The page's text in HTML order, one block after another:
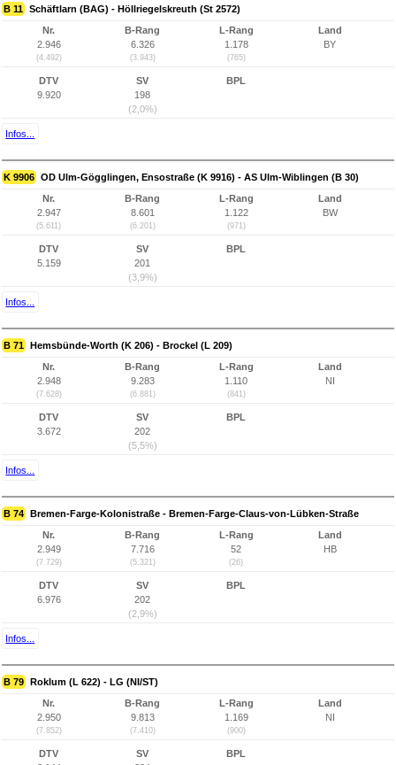
B 11 Schäftlarn (BAG) - Höllriegelskreuth (St 2572)
Nr.
2.946
(4.492)
B-Rang
6.326
(3.943)
L-Rang
1.178
(765)
Land
BY
DTV
9.920
SV
198
(2,0%)
BPL
Infos...
K 9906 OD Ulm-Gögglingen, Ensostraße (K 9916) - AS Ulm-Wiblingen (B 30)
Nr.
2.947
(5.611)
B-Rang
8.601
(6.201)
L-Rang
1.122
(971)
Land
BW
DTV
5.159
SV
201
(3,9%)
BPL
Infos...
B 71 Hemsbünde-Worth (K 206) - Brockel (L 209)
Nr.
2.948
(7.628)
B-Rang
9.283
(6.881)
L-Rang
1.110
(841)
Land
NI
DTV
3.672
SV
202
(5,5%)
BPL
Infos...
B 74 Bremen-Farge-Kolonistraße - Bremen-Farge-Claus-von-Lübken-Straße
Nr.
2.949
(7.729)
B-Rang
7.716
(5.321)
L-Rang
52
(26)
Land
HB
DTV
6.976
SV
202
(2,9%)
BPL
Infos...
B 79 Roklum (L 622) - LG (NI/ST)
Nr.
2.950
(7.852)
B-Rang
9.813
(7.410)
L-Rang
1.169
(900)
Land
NI
DTV
SV
BPL